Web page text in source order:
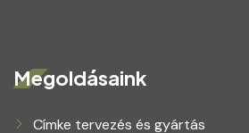
Megoldásaink
Címke tervezés és gyártás